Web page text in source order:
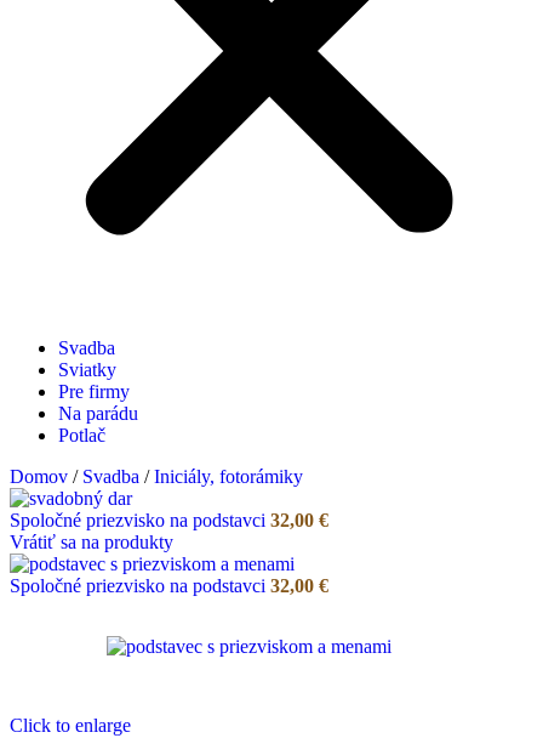
Svadba
Sviatky
Pre firmy
Na parádu
Potlač
Domov / Svadba / Iniciály, fotorámiky
Spoločné priezvisko na podstavci 32,00 €
Vrátiť sa na produkty
Spoločné priezvisko na podstavci 32,00 €
Click to enlarge